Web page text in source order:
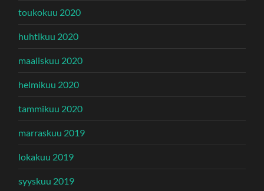
toukokuu 2020
huhtikuu 2020
maaliskuu 2020
helmikuu 2020
tammikuu 2020
marraskuu 2019
lokakuu 2019
syyskuu 2019